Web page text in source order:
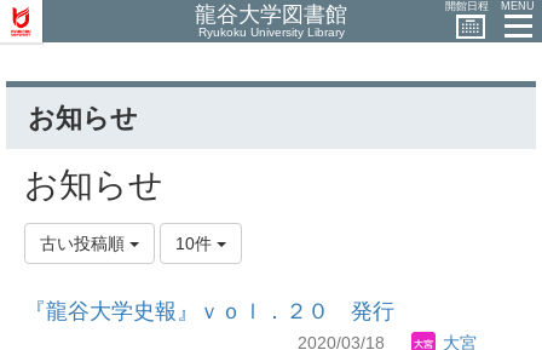
龍谷大学図書館
Ryukoku University Library
開館日程 MENU
お知らせ
お知らせ
古い投稿順 10件
『龍谷大学史報』ｖｏｌ．２０ 発行
2020/03/18 大宮